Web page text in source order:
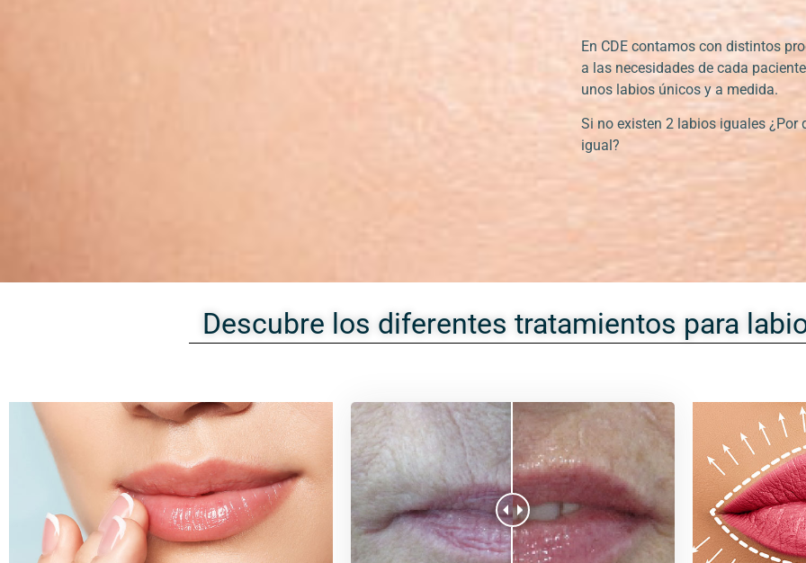
En CDE contamos con distintos
a las necesidades de cada
unos labios únicos y a medida.
Si no existen 2 labios iguales ¿Por
igual?
Descubre los diferentes tratamientos para